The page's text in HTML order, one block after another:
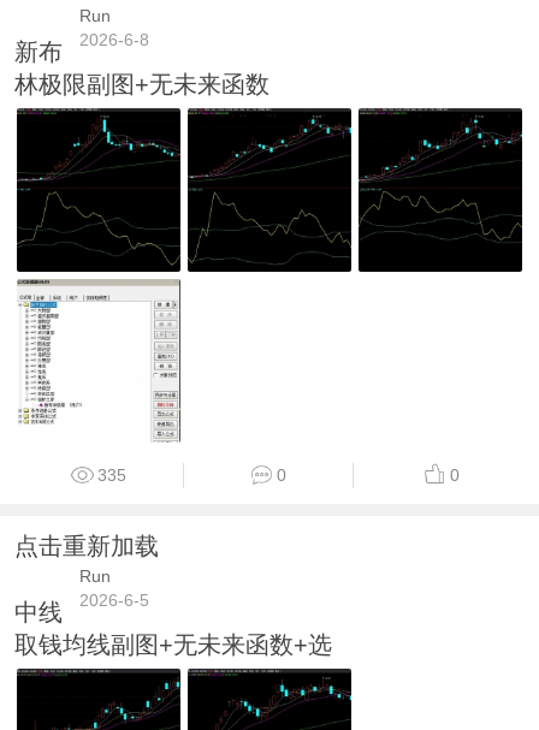
Run
2026-6-8
新布
林极限副图+无未来函数
335 0 0
点击重新加载
Run
2026-6-5
中线
取钱均线副图+无未来函数+选